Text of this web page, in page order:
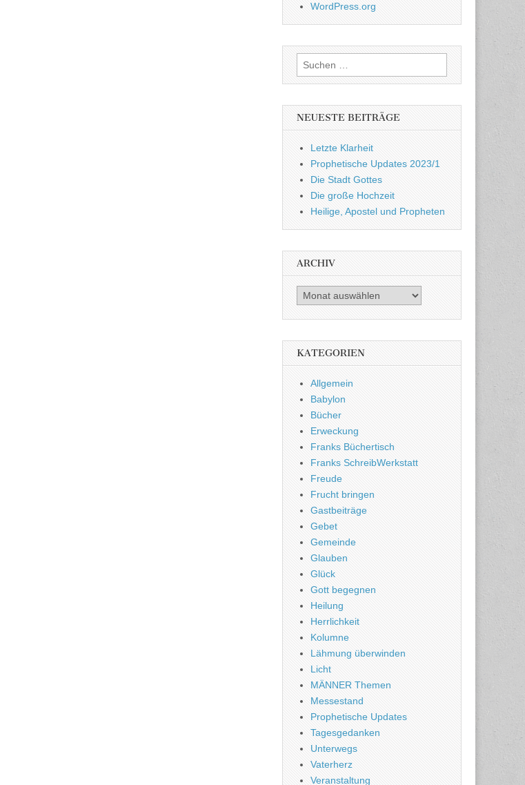
WordPress.org
Suchen
nach:
NEUESTE BEITRÄGE
Letzte Klarheit
Prophetische Updates 2023/1
Die Stadt Gottes
Die große Hochzeit
Heilige, Apostel und Propheten
ARCHIV
Archiv
KATEGORIEN
Allgemein
Babylon
Bücher
Erweckung
Franks Büchertisch
Franks SchreibWerkstatt
Freude
Frucht bringen
Gastbeiträge
Gebet
Gemeinde
Glauben
Glück
Gott begegnen
Heilung
Herrlichkeit
Kolumne
Lähmung überwinden
Licht
MÄNNER Themen
Messestand
Prophetische Updates
Tagesgedanken
Unterwegs
Vaterherz
Veranstaltung